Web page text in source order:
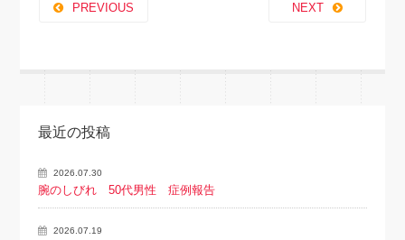
PREVIOUS NEXT
最近の投稿
2026.07.30
腕のしびれ 50代男性 症例報告
2026.07.19